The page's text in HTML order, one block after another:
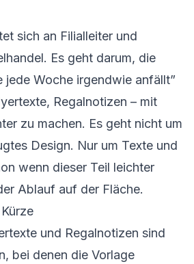
sich an Filialleiter und
Es geht darum, die
jede Woche irgendwie anfällt”
Regalnotizen – mit
zu machen. Es geht nicht um
Design. Nur um Texte und
wenn dieser Teil leichter
Ablauf auf der Fläche.
und Regalnotizen sind
bei denen die Vorlage